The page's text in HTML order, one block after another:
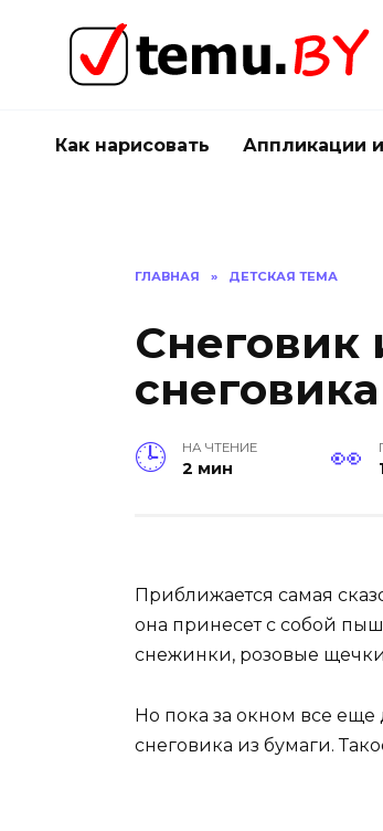
содержанию
Как нарисовать Аппликации
ГЛАВНАЯ » ДЕТСКАЯ ТЕМА
Снеговик
НА ЧТЕНИЕ
2 мин
Приближается самая
она принесет с собой
снежинки, розовые
Но пока за окном все
снеговика из бумаги.